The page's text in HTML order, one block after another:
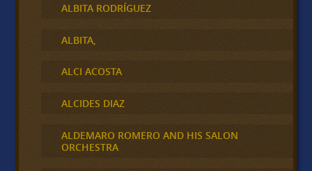
ALBITA RODRÍGUEZ
ALBITA,
ALCI ACOSTA
ALCIDES DIAZ
ALDEMARO ROMERO AND HIS SALON
ORCHESTRA